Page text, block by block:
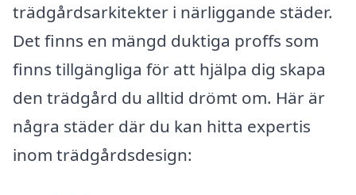
trädgårdsarkitekter i närliggande städer.
Det finns en mängd duktiga proffs som
finns tillgängliga för att hjälpa dig skapa
den trädgård du alltid drömt om. Här är
några städer där du kan hitta expertis
inom trädgårdsdesign: